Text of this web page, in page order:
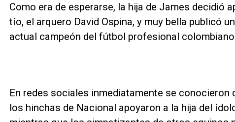
Como era de esperarse, la hija de James decidió
tío, el arquero David Ospina, y muy bella publicó
actual campeón del fútbol profesional
En redes sociales inmediatamente se
los hinchas de Nacional apoyaron a la hija del